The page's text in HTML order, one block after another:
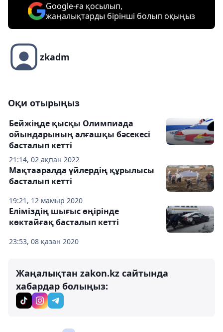
Google-ға қосылып,
жаңалықтарды бірінші болып оқыңыз
zkadm
Оқи отырыңыз
21:14, 02 ақпан 2022
Бейжіңде қысқы Олимпиада
ойындарының алғашқы бәсекесі
басталып кетті
19:21, 12 мамыр 2020
Мақтааралда үйлердің құрылысы
басталып кетті
23:53, 08 қазан 2020
Еліміздің шығыс өңірінде
көктайғақ басталып кетті
Жаңалықтан zakon.kz сайтында
хабардар болыңыз: